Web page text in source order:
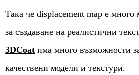
Така че displacement map е
за създаване на реалистични
3DCoat има много възможности
качествени модели и текстури.